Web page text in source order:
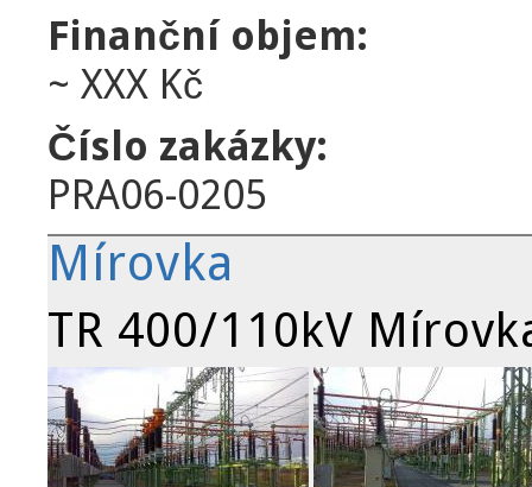
Finanční objem:
~ XXX Kč
Číslo zakázky:
PRA06-0205
Mírovka
TR 400/110kV